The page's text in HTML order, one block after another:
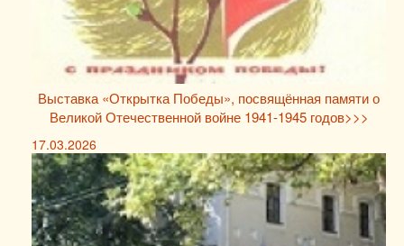
Выставка «Открытка Победы», посвящённая памяти о
Великой Отечественной войне 1941-1945 годов>>>
17.03.2026